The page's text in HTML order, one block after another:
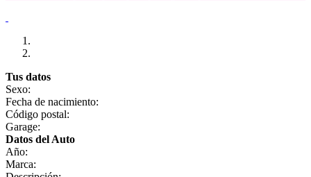
Tus datos
Sexo:
Fecha de nacimiento:
Código postal:
Garage:
Datos del Auto
Año:
Marca: